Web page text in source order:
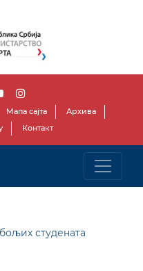
Мапа сајта
Архива
Контакт
студената